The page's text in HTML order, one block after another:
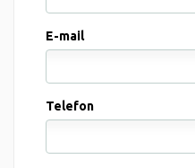
E-mail
Telefon